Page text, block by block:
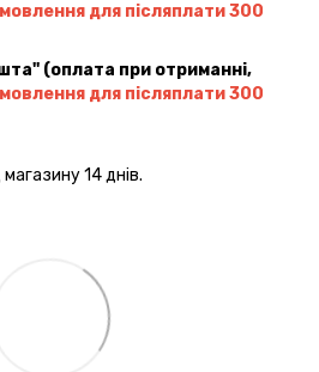
для післяплати 300
(оплата при отриманні,
для післяплати 300
14 днів.